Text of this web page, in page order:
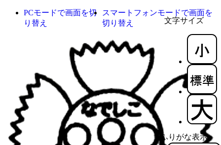
文字サイズ
ふりがな表示
PCモードで画面を切
り替え
スマートフォンモードで画面を
切り替え